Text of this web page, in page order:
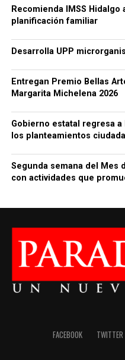
Recomienda IMSS
planificación familiar
Desarrolla UPP
Entregan Premio Bellas
Margarita Michelena 2026
Gobierno estatal regresa
los planteamientos
Segunda semana del Mes
con actividades que
FACEBOOK TWITTER